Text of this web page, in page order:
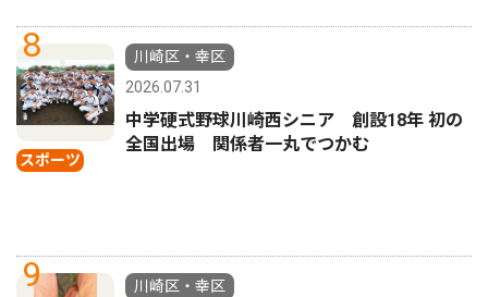
8
スポーツ
川崎区・幸区
2026.07.31
中学硬式野球川崎西シニア 創設18年 初の
全国出場 関係者一丸でつかむ
9
川崎区・幸区